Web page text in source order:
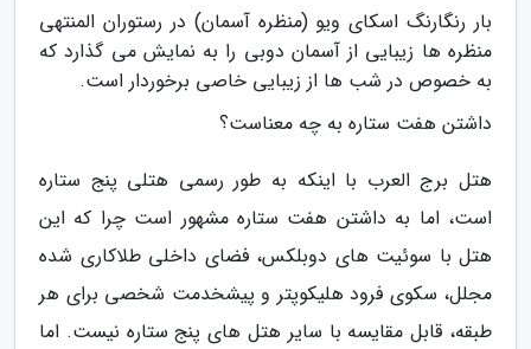
بار رنگارنگ اسکای ویو (منظره آسمان) در رستوران المنتهی
منظره ها زیبایی از آسمان دوبی را به نمایش می گذارد که
به خصوص در شب ها از زیبایی خاصی برخوردار است.
داشتن هفت ستاره به چه معناست؟
هتل برج العرب با اینکه به طور رسمی هتلی پنج ستاره
است، اما به داشتن هفت ستاره مشهور است چرا که این
هتل با سوئیت های دوبلکس، فضای داخلی طلاکاری شده
مجلل، سکوی فرود هلیکوپتر و پیشخدمت شخصی برای هر
طبقه، قابل مقایسه با سایر هتل های پنج ستاره نیست. اما